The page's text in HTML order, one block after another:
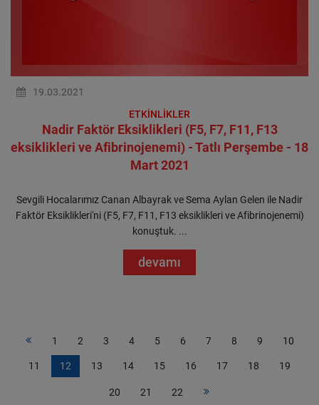
19.03.2021
ETKİNLİKLER
Nadir Faktör Eksiklikleri (F5, F7, F11, F13
eksiklikleri ve Afibrinojenemi) - Tatlı Perşembe - 18
Mart 2021
Sevgili Hocalarımız Canan Albayrak ve Sema Aylan Gelen ile Nadir
Faktör Eksiklikleri'ni (F5, F7, F11, F13 eksiklikleri ve Afibrinojenemi)
konuştuk. ...
devamı
1 2 3 4 5 6 7 8 9 10
11 12 13 14 15 16 17 18 19
20 21 22